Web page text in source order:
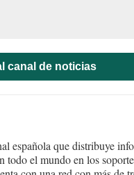
canal de noticias
española que distribuye
el mundo en los